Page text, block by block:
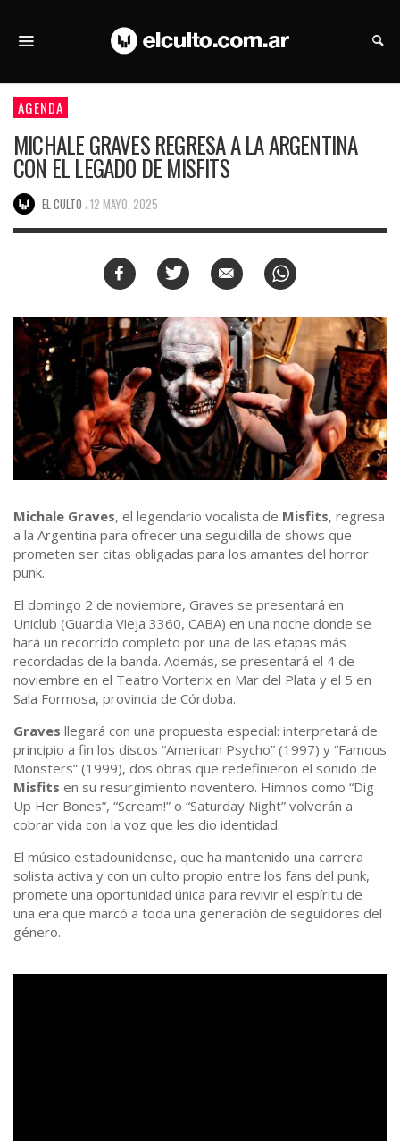
AGENDA
MICHALE GRAVES REGRESA A LA ARGENTINA
CON EL LEGADO DE MISFITS
EL CULTO 12 MAYO, 2025
Michale Graves, el legendario vocalista de Misfits, regresa
a la Argentina para ofrecer una seguidilla de shows que
prometen ser citas obligadas para los amantes del horror
punk.
El domingo 2 de noviembre, Graves se presentará en
Uniclub (Guardia Vieja 3360, CABA) en una noche donde se
hará un recorrido completo por una de las etapas más
recordadas de la banda. Además, se presentará el 4 de
noviembre en el Teatro Vorterix en Mar del Plata y el 5 en
Sala Formosa, provincia de Córdoba.
Graves llegará con una propuesta especial: interpretará de
principio a fin los discos “American Psycho” (1997) y “Famous
Monsters” (1999), dos obras que redefinieron el sonido de
Misfits en su resurgimiento noventero. Himnos como “Dig
Up Her Bones”, “Scream!” o “Saturday Night” volverán a
cobrar vida con la voz que les dio identidad.
El músico estadounidense, que ha mantenido una carrera
solista activa y con un culto propio entre los fans del punk,
promete una oportunidad única para revivir el espíritu de
una era que marcó a toda una generación de seguidores del
género.